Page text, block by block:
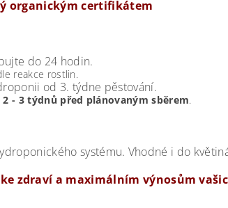
organickým certifikátem
do 24 hodin.
reakce rostlin.
od 3. týdne pěstování.
2 - 3 týdnů před plánovaným sběrem.
systému. Vhodné i do
zdraví a maximálním výnosům